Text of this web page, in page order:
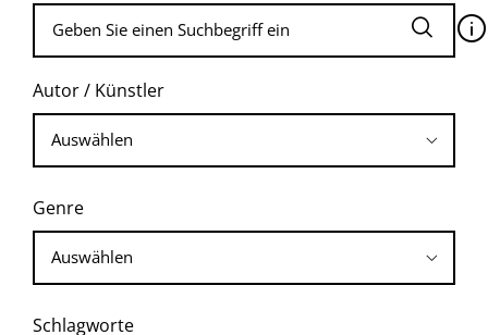
🛈
Autor / Künstler
Genre
Schlagworte